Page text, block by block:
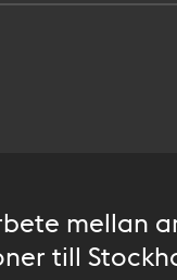
mellan
till